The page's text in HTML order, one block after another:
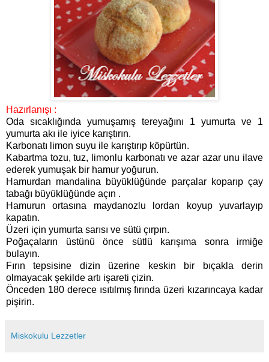
Hazırlanışı :
Oda sıcaklığında yumuşamış tereyağını 1 yumurta ve 1
yumurta akı ile iyice karıştırın.
Karbonatı limon suyu ile karıştırıp köpürtün.
Kabartma tozu, tuz, limonlu karbonatı ve azar azar unu ilave
ederek yumuşak bir hamur yoğurun.
Hamurdan mandalina büyüklüğünde parçalar koparıp çay
tabağı büyüklüğünde açın .
Hamurun ortasına maydanozlu lordan koyup yuvarlayıp
kapatın.
Üzeri için yumurta sarısı ve sütü çırpın.
Poğaçaların üstünü önce sütlü karışıma sonra irmiğe
bulayın.
Fırın tepsisine dizin üzerine keskin bir bıçakla derin
olmayacak şekilde artı işareti çizin.
Önceden 180 derece ısıtılmış fırında üzeri kızarıncaya kadar
pişirin.
Miskokulu Lezzetler